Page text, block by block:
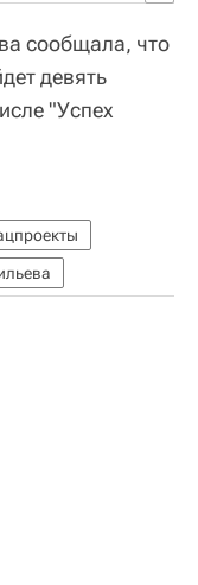
сообщала, что
девять
"Успех